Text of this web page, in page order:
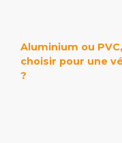
Aluminium ou
choisir pour une
?